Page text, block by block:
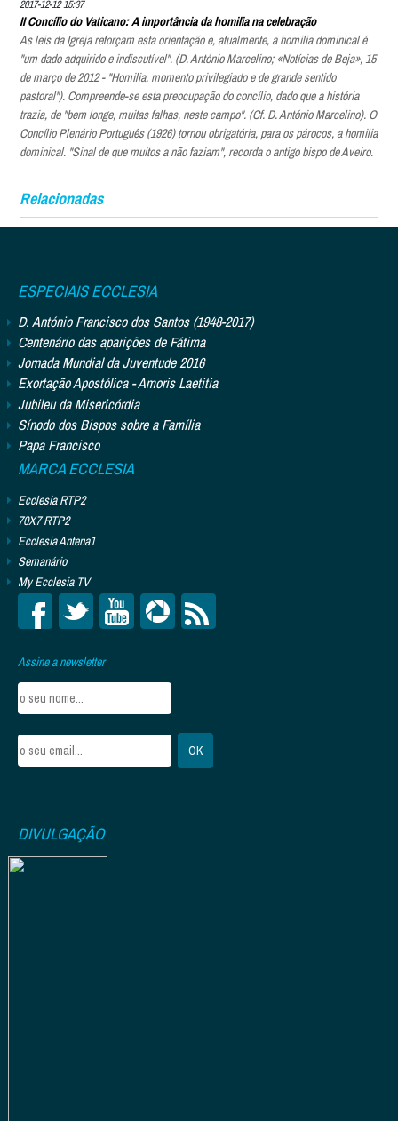
2017-12-12 15:37
II Concílio do Vaticano: A importância da homilia na celebração
As leis da Igreja reforçam esta orientação e, atualmente, a homilia dominical é
"um dado adquirido e indiscutível". (D. António Marcelino; «Notícias de Beja», 15
de março de 2012 - "Homilia, momento privilegiado e de grande sentido
pastoral"). Compreende-se esta preocupação do concílio, dado que a história
trazia, de "bem longe, muitas falhas, neste campo". (Cf. D. António Marcelino). O
Concílio Plenário Português (1926) tornou obrigatória, para os párocos, a homilia
dominical. "Sinal de que muitos a não faziam", recorda o antigo bispo de Aveiro.
Relacionadas
ESPECIAIS ECCLESIA
D. António Francisco dos Santos (1948-2017)
Centenário das aparições de Fátima
Jornada Mundial da Juventude 2016
Exortação Apostólica - Amoris Laetitia
Jubileu da Misericórdia
Sínodo dos Bispos sobre a Família
Papa Francisco
MARCA ECCLESIA
Ecclesia RTP2
70X7 RTP2
Ecclesia Antena1
Semanário
My Ecclesia TV
Assine a newsletter
DIVULGAÇÃO